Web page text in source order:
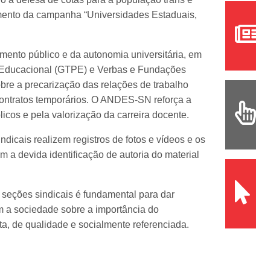
da campanha “Universidades Estaduais,
público e da autonomia universitária, em
(GTPE) e Verbas e Fundações
a precarização das relações de trabalho
temporários. O ANDES-SN reforça a
e pela valorização da carreira docente.
realizem registros de fotos e vídeos e os
a devida identificação de autoria do material
sindicais é fundamental para dar
sociedade sobre a importância do
de qualidade e socialmente referenciada.